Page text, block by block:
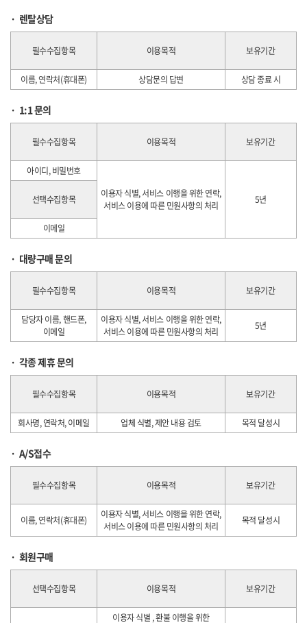
렌탈상담
필수수집항목 이용목적 보유기간
이름, 연락처(휴대폰) 상담문의 답변 상담 종료 시
1:1 문의
필수수집항목 이용목적 보유기간
아이디, 비밀번호
이용자 식별, 서비스 이행을 위한 연락,
서비스 이용에 따른 민원사항의 처리
5년
선택수집항목
이메일
대량구매 문의
필수수집항목 이용목적 보유기간
담당자 이름, 핸드폰,
이메일
이용자 식별, 서비스 이행을 위한 연락,
서비스 이용에 따른 민원사항의 처리
5년
각종 제휴 문의
필수수집항목 이용목적 보유기간
회사명, 연락처, 이메일 업체 식별, 제안 내용 검토 목적 달성시
A/S접수
필수수집항목 이용목적 보유기간
이름, 연락처(휴대폰)
이용자 식별, 서비스 이행을 위한 연락,
서비스 이용에 따른 민원사항의 처리
목적 달성시
회원구매
선택수집항목 이용목적 보유기간
이용자 식별 , 환불 이행을 위한